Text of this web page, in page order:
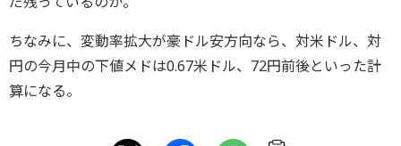
ちなみに、変動率拡大が豪ドル安方向なら、対米ドル、対
円の今月中の下値メドは0.67米ドル、72円前後といった計
算になる。